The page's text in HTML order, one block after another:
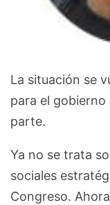
La situación se
para el gobierno
parte.
Ya no se trata
sociales
Congreso.